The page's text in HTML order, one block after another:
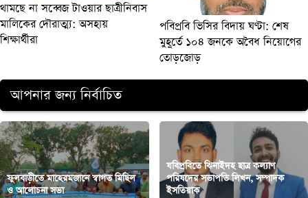
থামছে না সব্বেজ টাওয়ার ছাত্রীনিবাস
মালিকের দৌরাত্ম্য: অসহায়
শিক্ষার্থীরা
পবিপ্রবি ভিসির বিদায় ঘণ্টা: শেষ
মুহূর্তে ১০৪ জনকে অবৈধ নিয়োগের
তোড়জোড়
আপনার জন্য নির্বাচিত
ফুলবাড়ীতে মাহেরমজানে স্বাগত মিছিল
ও আলোচনা সভা
যবিপ্রবিতে ঝিনাইদহ ছাত্র কল্যাণ
পরিষদের সভাপতি লিখন, সম্পাদক
ইসতিয়াক